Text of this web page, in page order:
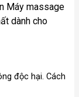
Máy massage
dành cho
độc hại. Cách